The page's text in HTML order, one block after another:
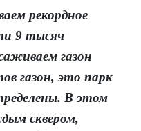
рекордное
9 тысяч
газон
газон, это парк
В этом
сквером,